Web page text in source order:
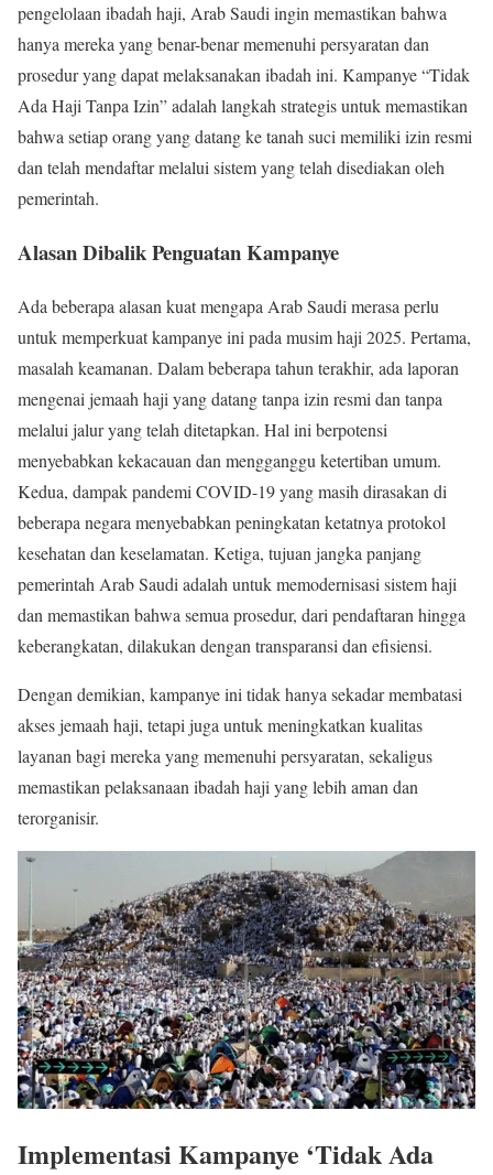
pengelolaan ibadah haji, Arab Saudi ingin memastikan bahwa
hanya mereka yang benar-benar memenuhi persyaratan dan
prosedur yang dapat melaksanakan ibadah ini. Kampanye “Tidak
Ada Haji Tanpa Izin” adalah langkah strategis untuk memastikan
bahwa setiap orang yang datang ke tanah suci memiliki izin resmi
dan telah mendaftar melalui sistem yang telah disediakan oleh
pemerintah.
Alasan Dibalik Penguatan Kampanye
Ada beberapa alasan kuat mengapa Arab Saudi merasa perlu
untuk memperkuat kampanye ini pada musim haji 2025. Pertama,
masalah keamanan. Dalam beberapa tahun terakhir, ada laporan
mengenai jemaah haji yang datang tanpa izin resmi dan tanpa
melalui jalur yang telah ditetapkan. Hal ini berpotensi
menyebabkan kekacauan dan mengganggu ketertiban umum.
Kedua, dampak pandemi COVID-19 yang masih dirasakan di
beberapa negara menyebabkan peningkatan ketatnya protokol
kesehatan dan keselamatan. Ketiga, tujuan jangka panjang
pemerintah Arab Saudi adalah untuk memodernisasi sistem haji
dan memastikan bahwa semua prosedur, dari pendaftaran hingga
keberangkatan, dilakukan dengan transparansi dan efisiensi.
Dengan demikian, kampanye ini tidak hanya sekadar membatasi
akses jemaah haji, tetapi juga untuk meningkatkan kualitas
layanan bagi mereka yang memenuhi persyaratan, sekaligus
memastikan pelaksanaan ibadah haji yang lebih aman dan
terorganisir.
Implementasi Kampanye ‘Tidak Ada